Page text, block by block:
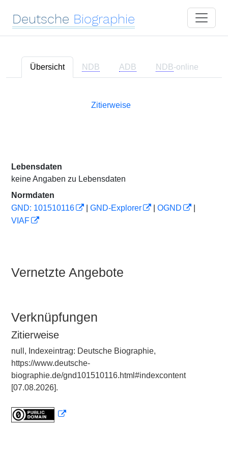
Deutsche Biographie
Übersicht NDB ADB NDB-online
Zitierweise
Lebensdaten
keine Angaben zu Lebensdaten
Normdaten
GND: 101510116
GND-Explorer OGND
VIAF
Vernetzte Angebote
Verknüpfungen
Zitierweise
null, Indexeintrag: Deutsche Biographie,
https://www.deutsche-
biographie.de/gnd101510116.html#indexcontent
[07.08.2026].